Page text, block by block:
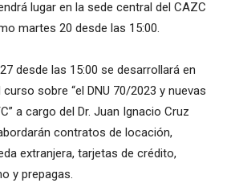
lugar en la sede central del CAZC
martes 20 desde las 15:00.
desde las 15:00 se desarrollará en
sobre “el DNU 70/2023 y nuevas
a cargo del Dr. Juan Ignacio Cruz
contratos de locación,
extranjera, tarjetas de crédito,
y prepagas.